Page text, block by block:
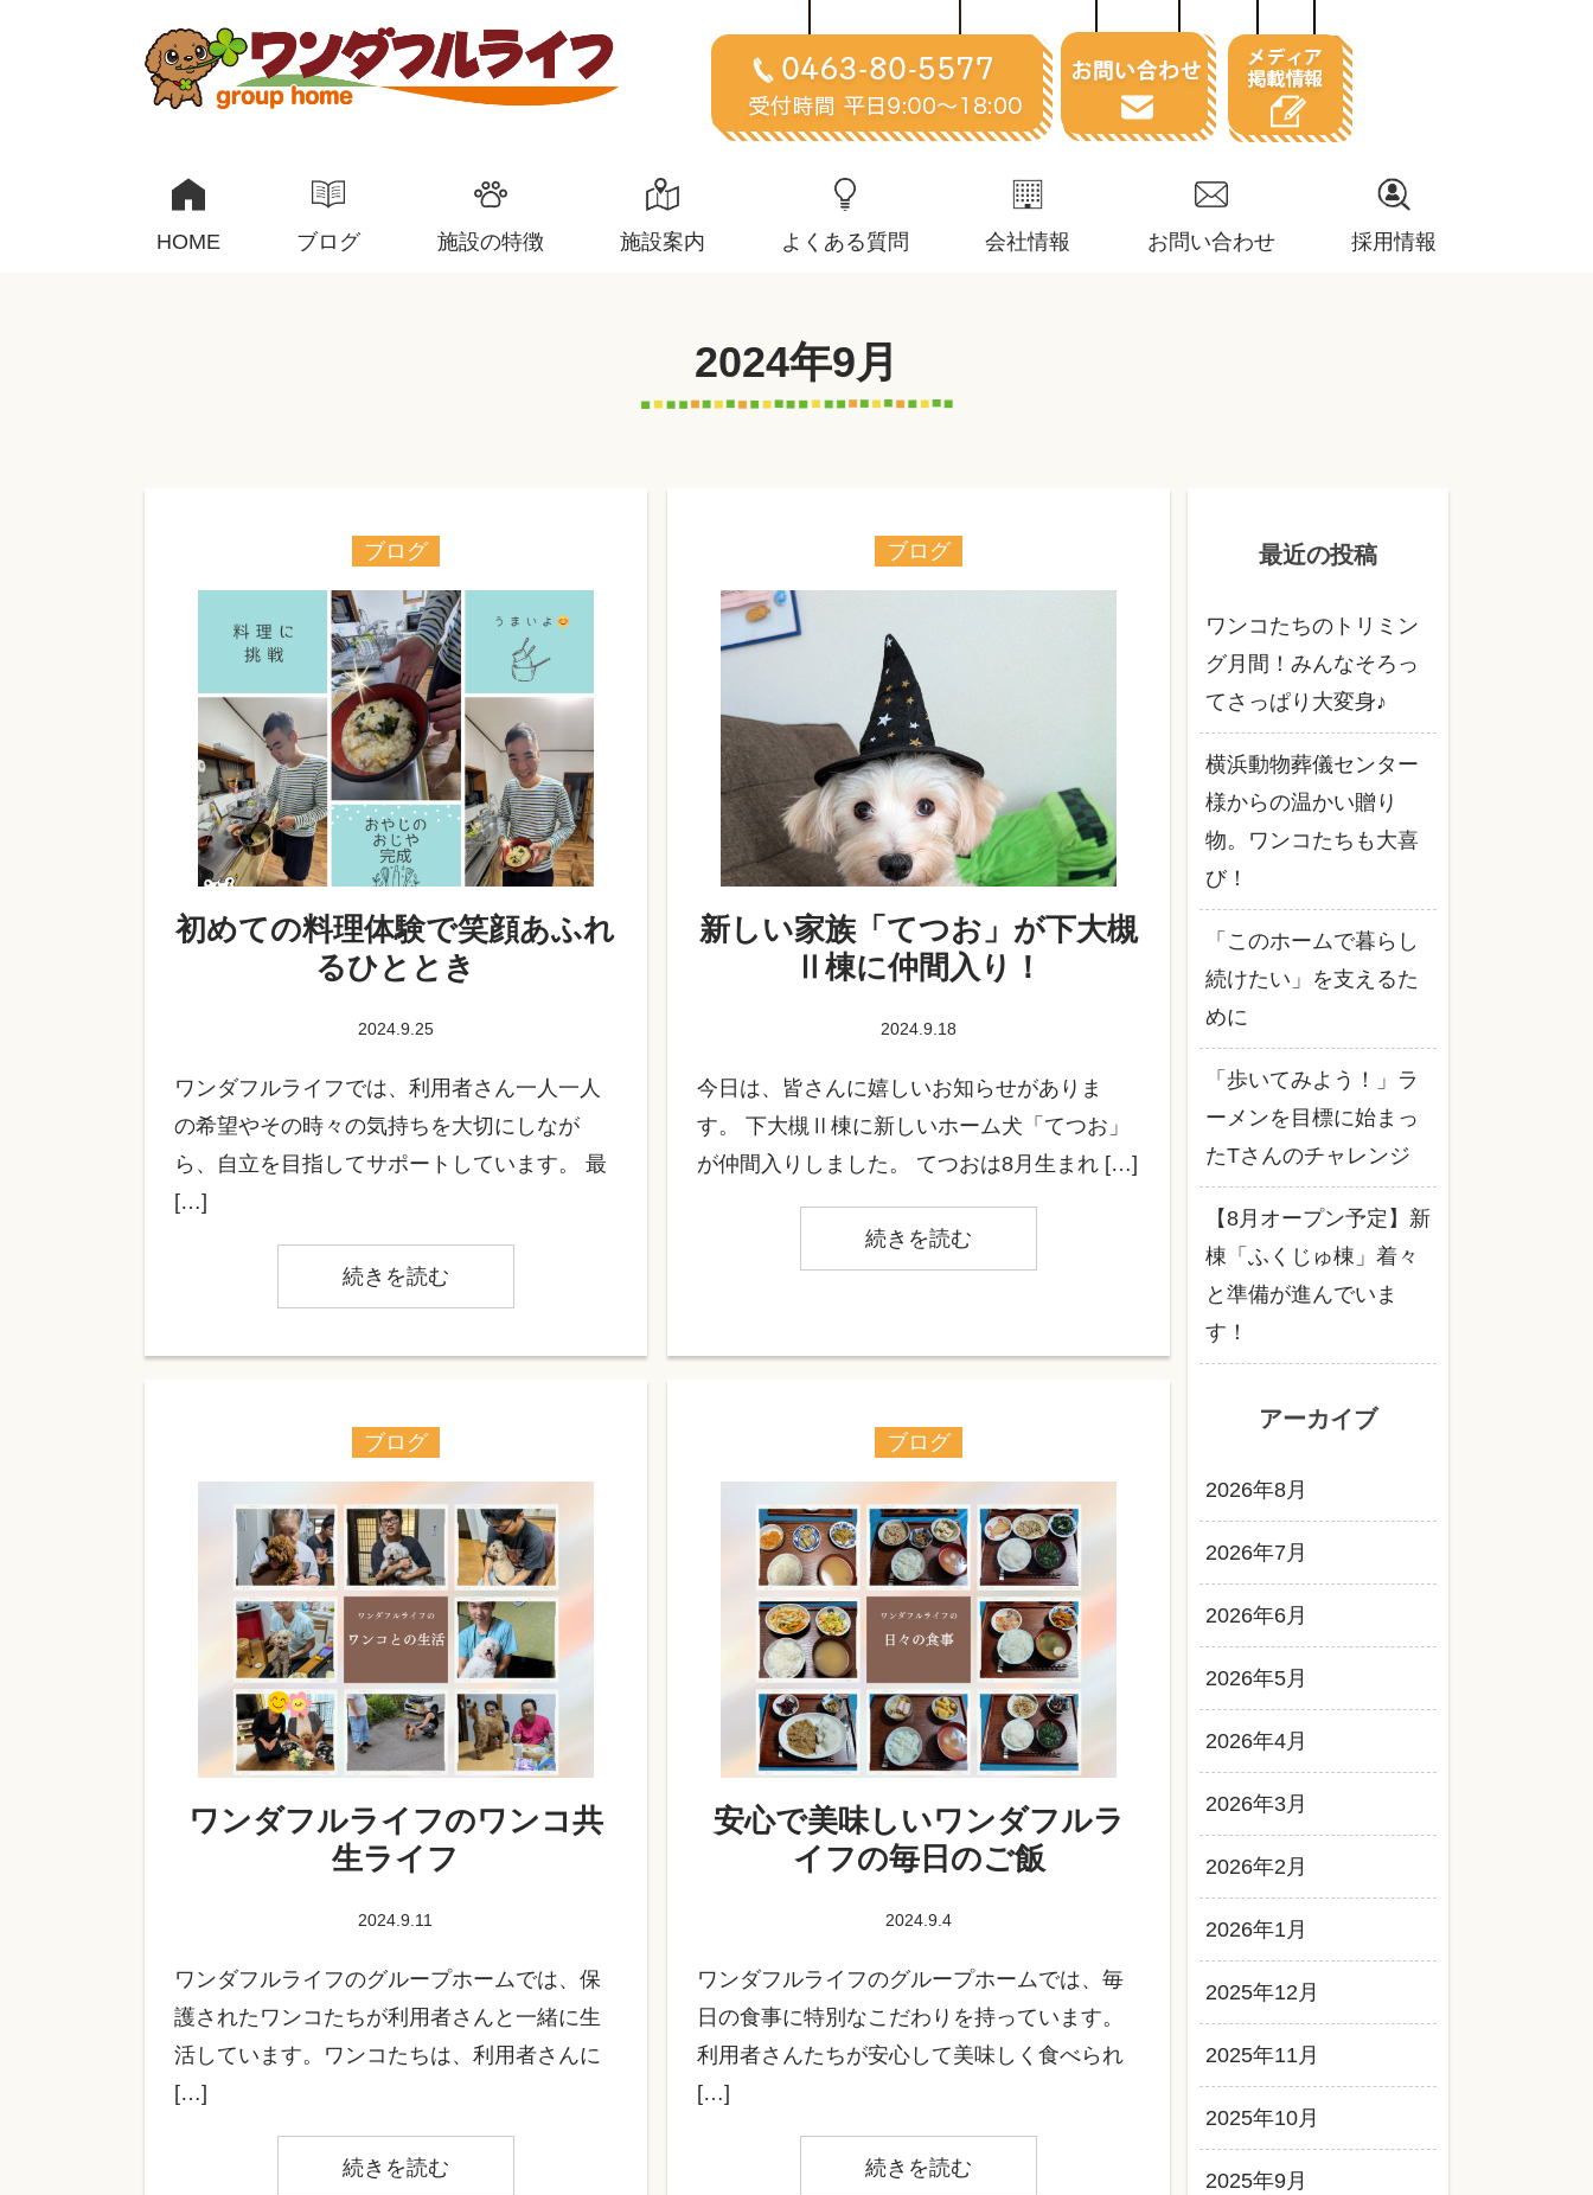
HOME ブログ 施設の特徴 施設案内 よくある質問 会社情報 お問い合わせ 採用情報
2024年9月
ブログ
初めての料理体験で笑顔あふれ
るひととき
2024.9.25
ワンダフルライフでは、利用者さん一人一人
の希望やその時々の気持ちを大切にしなが
ら、自立を目指してサポートしています。 最
[…]
続きを読む
ブログ
新しい家族「てつお」が下大槻
Ⅱ棟に仲間入り！
2024.9.18
今日は、皆さんに嬉しいお知らせがありま
す。 下大槻Ⅱ棟に新しいホーム犬「てつお」
が仲間入りしました。 てつおは8月生まれ […]
続きを読む
ブログ
ワンダフルライフのワンコ共
生ライフ
2024.9.11
ワンダフルライフのグループホームでは、保
護されたワンコたちが利用者さんと一緒に生
活しています。ワンコたちは、利用者さんに
[…]
続きを読む
ブログ
安心で美味しいワンダフルラ
イフの毎日のご飯
2024.9.4
ワンダフルライフのグループホームでは、毎
日の食事に特別なこだわりを持っています。
利用者さんたちが安心して美味しく食べられ
[…]
続きを読む
最近の投稿
ワンコたちのトリミン
グ月間！みんなそろっ
てさっぱり大変身♪
横浜動物葬儀センター
様からの温かい贈り
物。ワンコたちも大喜
び！
「このホームで暮らし
続けたい」を支えるた
めに
「歩いてみよう！」ラ
ーメンを目標に始まっ
たTさんのチャレンジ
【8月オープン予定】新
棟「ふくじゅ棟」着々
と準備が進んでいま
す！
アーカイブ
2026年8月
2026年7月
2026年6月
2026年5月
2026年4月
2026年3月
2026年2月
2026年1月
2025年12月
2025年11月
2025年10月
2025年9月